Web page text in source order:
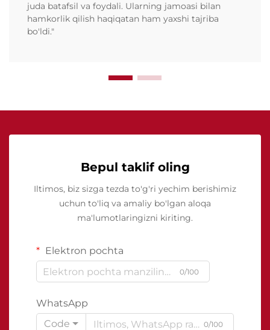
juda batafsil va foydali. Ularning jamoasi bilan
hamkorlik qilish haqiqatan ham yaxshi tajriba
bo'ldi."
Bepul taklif oling
Iltimos, biz sizga tezda to'g'ri yechim berishimiz
uchun to'liq va amaliy bo'lgan aloqa
ma'lumotlaringizni kiriting.
Elektron pochta
0/100
WhatsApp
Code
0/100